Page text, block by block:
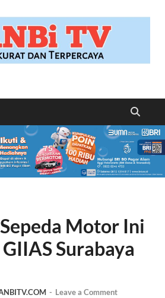
Motor Ini
Surabaya
- Leave a Comment